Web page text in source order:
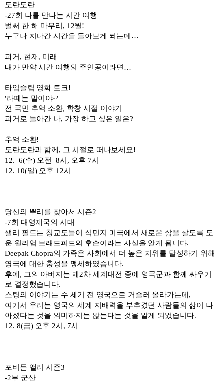
도란도란
-27회 나를 만나는 시간 여행
벌써 한 해 마무리 , 12월!
누구나 지나간 시간을 돌아보게 되는데 …
과거 , 현재 , 미래
내가 만약 시간 여행의 주인공이라면 …
타임슬립 영화 토크!
'라떼는 말이야~'
전 국민 추억 소환, 학창 시절 이야기
과거로 돌아간 나, 가장 하고 싶은 일은?
추억 소환!
도란도란과 함께 , 그 시절로 떠나보세요!
12. 6(수) 오전 8시 , 오후 7시
12. 10(일) 오후 12시
당신의 뿌리를 찾아서 시즌2
-7회 대영제국의 시대
샐리 필드는 청교도들이 식민지 미국에서 새로운 삶을 살도록 도
운 윌리엄 브래드퍼드의 후손이라는 사실을 알게 됩니다.
Deepak Chopra의 가족은 사회에서 더 높은 지위를 달성하기 위해
영국에 대한 충성을 맹세하였습니다.
후에 , 그의 아버지는 제 2차 세계대전 중에 영국군과 함께 싸우기
로 결정했습니다.
스팅의 이야기는 수 세기 전 영국으로 거슬러 올라가는데 ,
여기서 우리는 영국의 세계 지배력을 부추겼던 사람들의 삶이 나
아졌다는 것을 의미하지는 않는다는 것을 알게 되었습니다.
12. 8(금) 오후 2시 , 7시
포비든 앨리 시즌3
-2부 군산